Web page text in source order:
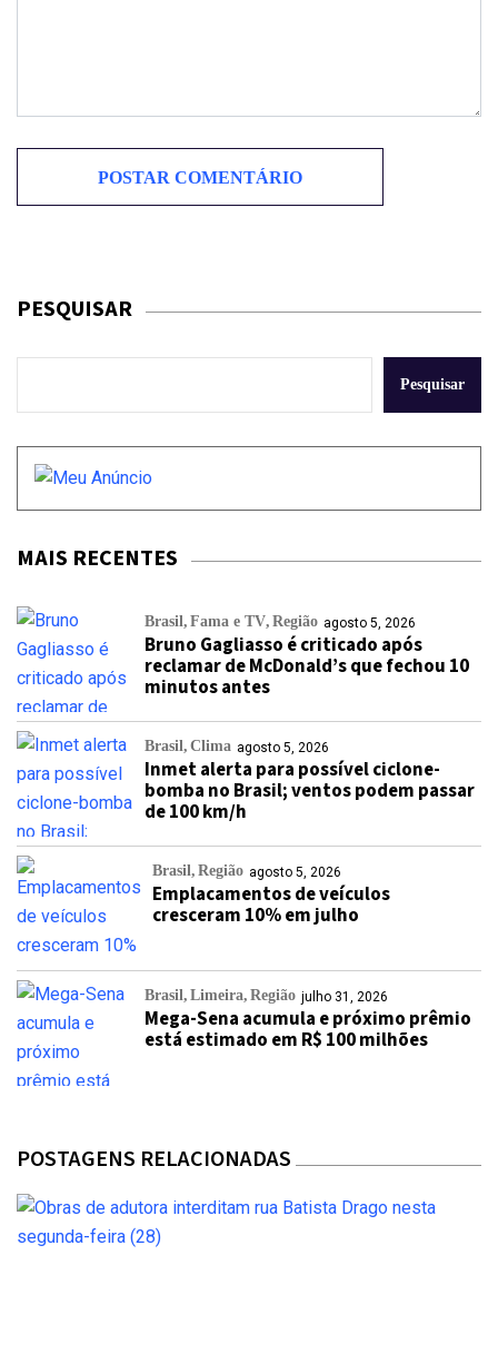
PESQUISAR
Pesquisar
MAIS RECENTES
Brasil Fama e TV Região agosto 5, 2026
Bruno Gagliasso é criticado após
reclamar de McDonald’s que fechou 10
minutos antes
Brasil Clima agosto 5, 2026
Inmet alerta para possível ciclone-
bomba no Brasil; ventos podem passar
de 100 km/h
Brasil Região agosto 5, 2026
Emplacamentos de veículos
cresceram 10% em julho
Brasil Limeira Região julho 31, 2026
Mega-Sena acumula e próximo prêmio
está estimado em R$ 100 milhões
POSTAGENS RELACIONADAS